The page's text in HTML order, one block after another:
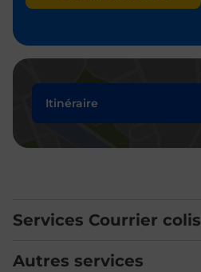
Itinéraire
Services Courrier colis
Autres services